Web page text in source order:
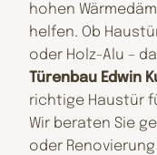
hohen
helfen. Ob
oder Holz-Alu –
Türenbau Edwin
richtige Haustür
Wir beraten Sie
oder